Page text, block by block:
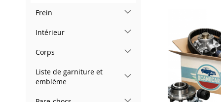
À
MA
LISTE
D’ENVIE
AJOUTER
AU
COMPARATEUR
À
MA
LISTE
D’ENVIE
AJOUTER
AU
COMPARATEUR
MA
LISTE
D’ENVIE
AU
COMPARATEUR
ÀAJOUTER
Frein
Intérieur
Corps
Liste de garniture et
emblème